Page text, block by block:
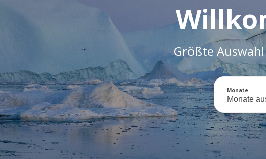
Größte
Monate
Monate